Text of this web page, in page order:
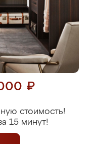
₽
стоимость!
15 минут!